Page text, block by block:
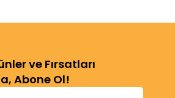
ve Fırsatları
Abone Ol!